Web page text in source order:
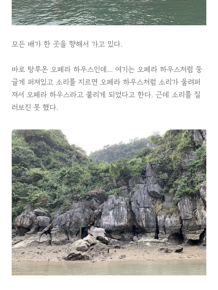
모든 배가 한 곳을 향해서 가고 있다.
바로 탕루온 오페라 하우스인데... 여기는 오페라 하우스처럼 둥
글게 퍼져있고 소리를 지르면 오페라 하우스처럼 소리가 울려퍼
져서 오페라 하우스라고 불리게 되었다고 한다. 근데 소리를 질
러보진 못 했다.